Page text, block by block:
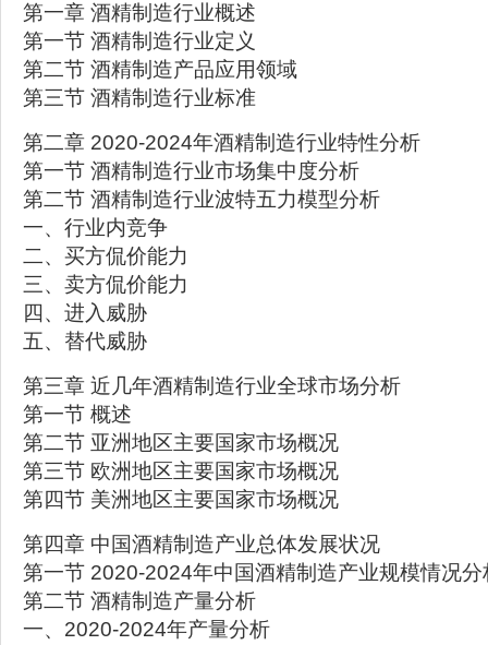
第一章 酒精制造行业概述
第一节 酒精制造行业定义
第二节 酒精制造产品应用领域
第三节 酒精制造行业标准
第二章 2020-2024年酒精制造行业特性分析
第一节 酒精制造行业市场集中度分析
第二节 酒精制造行业波特五力模型分析
一、行业内竞争
二、买方侃价能力
三、卖方侃价能力
四、进入威胁
五、替代威胁
第三章 近几年酒精制造行业全球市场分析
第一节 概述
第二节 亚洲地区主要国家市场概况
第三节 欧洲地区主要国家市场概况
第四节 美洲地区主要国家市场概况
第四章 中国酒精制造产业总体发展状况
第一节 2020-2024年中国酒精制造产业规模情况分
第二节 酒精制造产量分析
一、2020-2024年产量分析